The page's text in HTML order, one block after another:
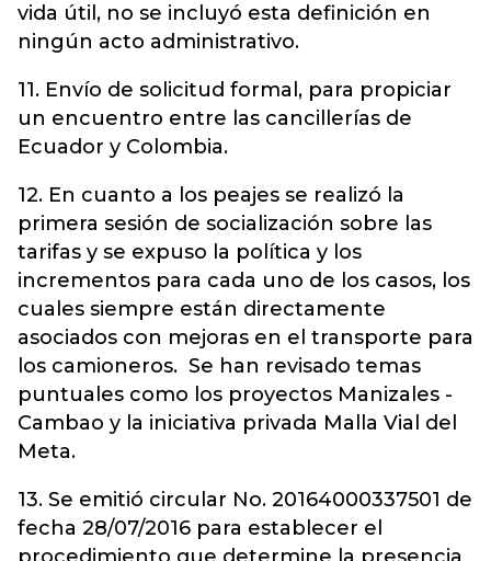
vida útil, no se incluyó esta definición en
ningún acto administrativo.
11. Envío de solicitud formal, para propiciar
un encuentro entre las cancillerías de
Ecuador y Colombia.
12. En cuanto a los peajes se realizó la
primera sesión de socialización sobre las
tarifas y se expuso la política y los
incrementos para cada uno de los casos, los
cuales siempre están directamente
asociados con mejoras en el transporte para
los camioneros. Se han revisado temas
puntuales como los proyectos Manizales -
Cambao y la iniciativa privada Malla Vial del
Meta.
13. Se emitió circular No. 20164000337501 de
fecha 28/07/2016 para establecer el